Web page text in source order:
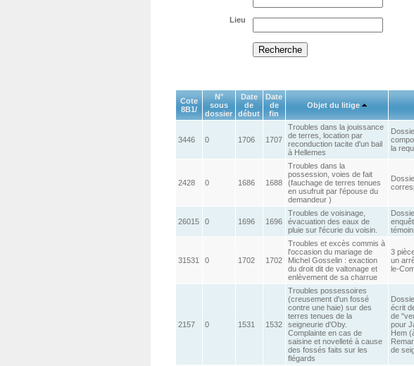
Lieu
Cote
8B1/
N°
sous
dossier
Date
de
début
Date
de
fin
Objet du litige
3446 0 1706 1707
Troubles dans la jouissance
de terres, location par
reconduction tacite d'un bail
à Hellemes
la
2428 0 1686 1688
Troubles dans la
possession, voies de fait
(fauchage de terres tenues
en usufruit par l'épouse du
demandeur )
26015 0 1696 1696
Troubles de voisinage,
évacuation des eaux de
pluie sur l'écurie du voisin.
31531 0 1702 1702
Troubles et excès commis à
l'occasion du mariage de
Michel Gosselin : exaction
du droit dit de valtonage et
enlèvement de sa charrue
3
un
le-
2157 0 1531 1532
Troubles possessoires
(creusement d'un fossé
contre une haie) sur des
terres tenues de la
seigneurie d'Oby.
Complainte en cas de
saisine et novelleté à cause
des fossés faits sur les
flégards
écrit
de
pour
Hem
de